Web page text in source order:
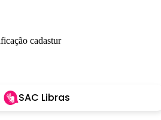
SAC Libras